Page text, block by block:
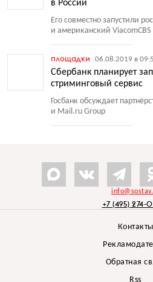
в России
Его совместно запустили
и американский ViacomCBS
площадки 06.08.2019 в
Сбербанк планирует
стриминговый сервис
Госбанк обсуждает
и Mail.ru Group
+7 (495) 274-
Контакты
Обратная
Rss